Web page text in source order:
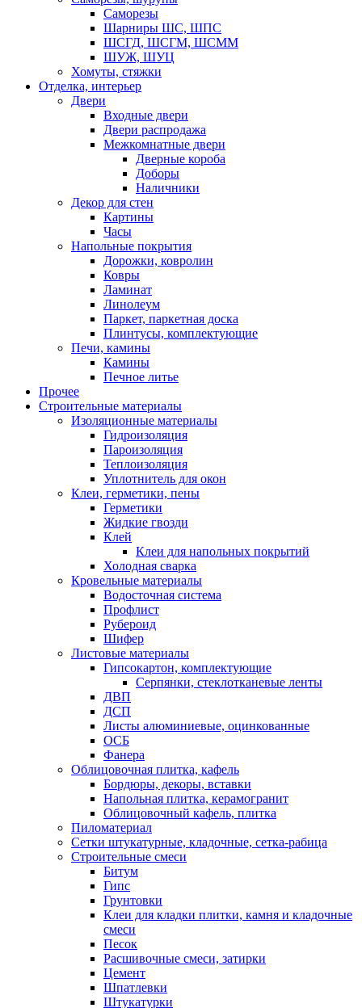
Саморезы
Шарниры ШС, ШПС
ШСГД, ШСГМ, ШСММ
ШУЖ, ШУЦ
Хомуты, стяжки
Отделка, интерьер
Двери
Входные двери
Двери распродажа
Межкомнатные двери
Дверные короба
Доборы
Наличники
Декор для стен
Картины
Часы
Напольные покрытия
Дорожки, ковролин
Ковры
Ламинат
Линолеум
Паркет, паркетная доска
Плинтусы, комплектующие
Печи, камины
Камины
Печное литье
Прочее
Строительные материалы
Изоляционные материалы
Гидроизоляция
Пароизоляция
Теплоизоляция
Уплотнитель для окон
Клеи, герметики, пены
Герметики
Жидкие гвозди
Клей
Клеи для напольных покрытий
Холодная сварка
Кровельные материалы
Водосточная система
Профлист
Рубероид
Шифер
Листовые материалы
Гипсокартон, комплектующие
Серпянки, стеклотканевые ленты
ДВП
ДСП
Листы алюминиевые, оцинкованные
ОСБ
Фанера
Облицовочная плитка, кафель
Бордюры, декоры, вставки
Напольная плитка, керамогранит
Облицовочный кафель, плитка
Пиломатериал
Сетки штукатурные, кладочные, сетка-рабица
Строительные смеси
Битум
Гипс
Грунтовки
Клеи для кладки плитки, камня и кладочные
смеси
Песок
Расшивочные смеси, затирки
Цемент
Шпатлевки
Штукатурки